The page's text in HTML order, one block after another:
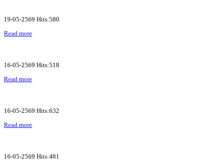
19-05-2569 Hits:580
Read more
16-05-2569 Hits:518
Read more
16-05-2569 Hits:632
Read more
16-05-2569 Hits:481